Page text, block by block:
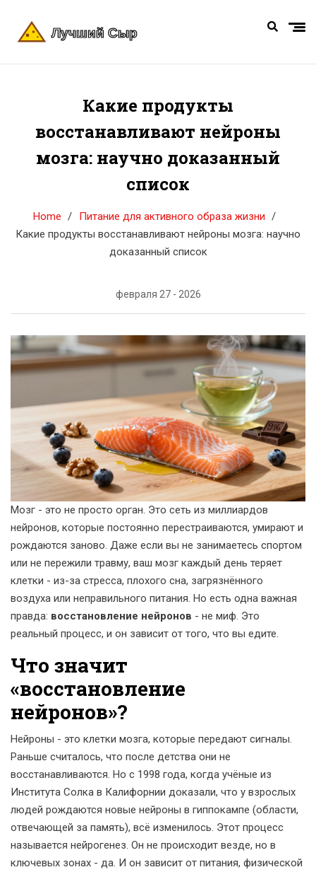
Какие продукты
восстанавливают нейроны
мозга: научно доказанный
список
Home
Питание для активного образа жизни
Какие продукты восстанавливают нейроны мозга: научно
доказанный список
февраля 27 - 2026
Мозг - это не просто орган. Это сеть из миллиардов
нейронов, которые постоянно перестраиваются, умирают и
рождаются заново. Даже если вы не занимаетесь спортом
или не пережили травму, ваш мозг каждый день теряет
клетки - из-за стресса, плохого сна, загрязнённого
воздуха или неправильного питания. Но есть одна важная
правда: восстановление нейронов - не миф. Это
реальный процесс, и он зависит от того, что вы едите.
Что значит
«восстановление
нейронов»?
Нейроны - это клетки мозга, которые передают сигналы.
Раньше считалось, что после детства они не
восстанавливаются. Но с 1998 года, когда учёные из
Института Солка в Калифорнии доказали, что у взрослых
людей рождаются новые нейроны в гиппокампе (области,
отвечающей за память), всё изменилось. Этот процесс
называется нейрогенез. Он не происходит везде, но в
ключевых зонах - да. И он зависит от питания, физической